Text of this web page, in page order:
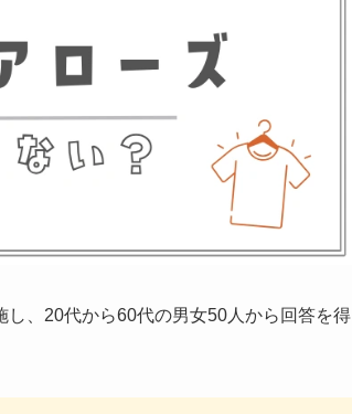
、20代から60代の男女50人から回答を得